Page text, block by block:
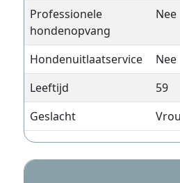
Professionele
hondenopvang
Nee
Hondenuitlaatservice
Nee
Leeftijd
59
Geslacht